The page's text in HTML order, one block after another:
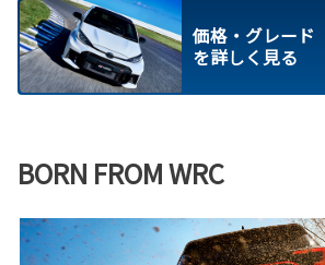
価格・グレード
を詳しく見る
BORN FROM WRC